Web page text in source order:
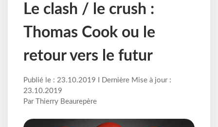
Le clash / le crush :
Thomas Cook ou le
retour vers le futur
Publié le : 23.10.2019 I Dernière Mise à jour :
23.10.2019
Par Thierry Beaurepère